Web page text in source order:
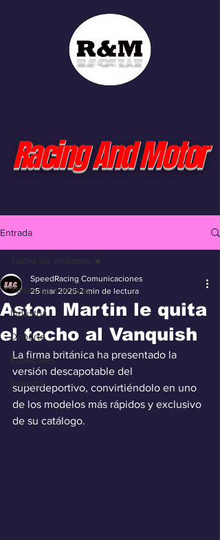
Racing And Motor
Entrada
Todas las entradas
Industria
Deporte
Especiales
Industra
Todas las entradas
Aston Martin le quita
el techo al Vanquish
SpeedRacing Comunicaciones
25 mar 2025 2 min de lectura
La firma británica ha presentado la
versión descapotable del
superdeportivo, convirtiéndolo en uno
de los modelos más rápidos y exclusivo
de su catálogo.